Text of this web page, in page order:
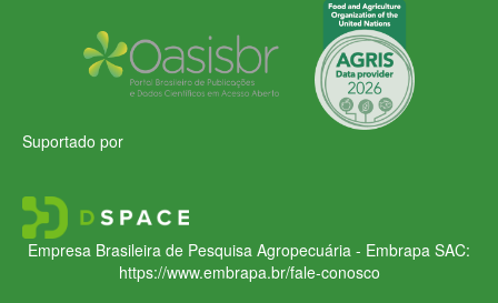
Suportado por
Empresa Brasileira de Pesquisa Agropecuária - Embrapa SAC:
https://www.embrapa.br/fale-conosco